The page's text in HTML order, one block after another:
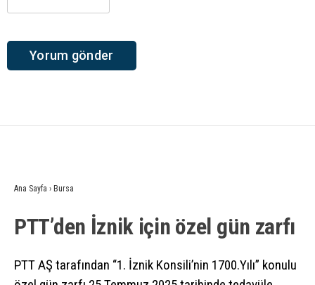
Ana Sayfa › Bursa
PTT’den İznik için özel gün zarfı
PTT AŞ tarafından “1. İznik Konsili’nin 1700.Yılı” konulu